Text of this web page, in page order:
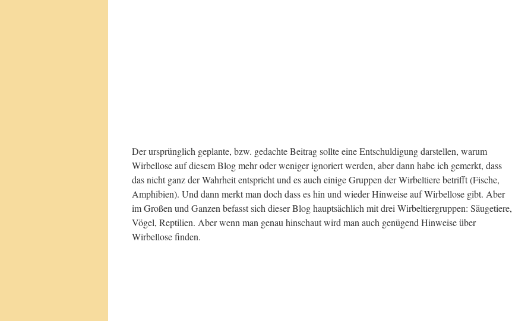
Der ursprünglich geplante, bzw. gedachte Beitrag sollte eine Entschuldigung darstellen, warum
Wirbellose auf diesem Blog mehr oder weniger ignoriert werden, aber dann habe ich gemerkt, dass
das nicht ganz der Wahrheit entspricht und es auch einige Gruppen der Wirbeltiere betrifft (Fische,
Amphibien). Und dann merkt man doch dass es hin und wieder Hinweise auf Wirbellose gibt. Aber
im Großen und Ganzen befasst sich dieser Blog hauptsächlich mit drei Wirbeltiergruppen: Säugetiere,
Vögel, Reptilien. Aber wenn man genau hinschaut wird man auch genügend Hinweise über
Wirbellose finden.